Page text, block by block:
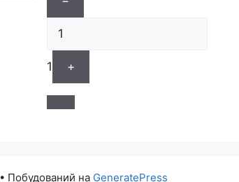
1 +
• Побудований на GeneratePress